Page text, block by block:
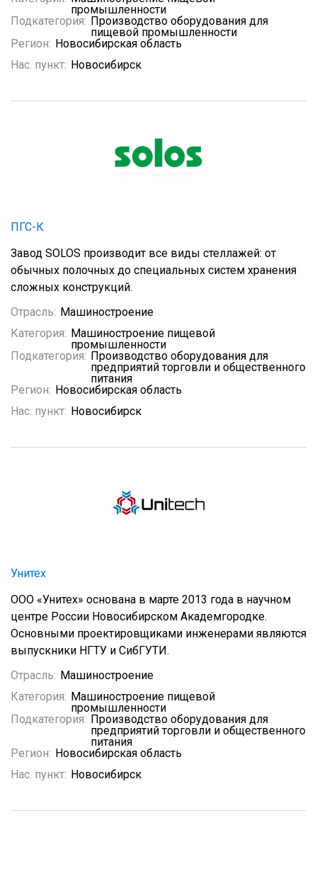
промышленности
Подкатегория: Производство оборудования для
пищевой промышленности
Регион: Новосибирская область
Нас. пункт: Новосибирск
ПГС-К
Завод SOLOS производит все виды стеллажей: от
обычных полочных до специальных систем хранения
сложных конструкций.
Отрасль: Машиностроение
Категория: Машиностроение пищевой
промышленности
Подкатегория: Производство оборудования для
предприятий торговли и общественного
питания
Регион: Новосибирская область
Нас. пункт: Новосибирск
Унитех
ООО «Унитех» основана в марте 2013 года в научном
центре России Новосибирском Академгородке.
Основными проектировщиками инженерами являются
выпускники НГТУ и СибГУТИ.
Отрасль: Машиностроение
Категория: Машиностроение пищевой
промышленности
Подкатегория: Производство оборудования для
предприятий торговли и общественного
питания
Регион: Новосибирская область
Нас. пункт: Новосибирск